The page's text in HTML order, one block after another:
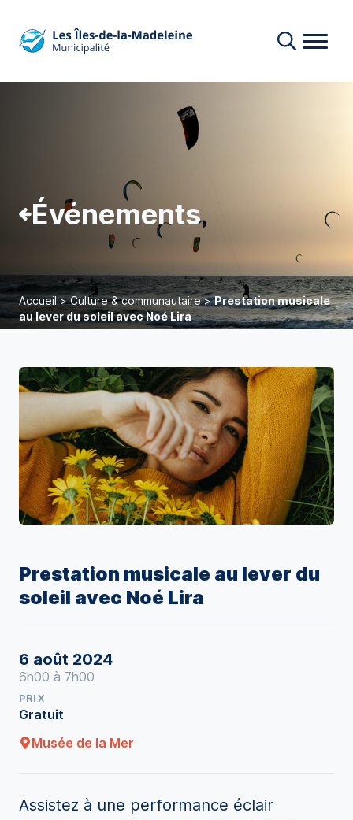
Événements
Accueil>Culture & communautaire>Prestation musicale
au lever du soleil avec Noé Lira
Prestation musicale au lever du
soleil avec Noé Lira
6 août 2024
6h00 à 7h00
PRIX
Gratuit
Musée de la Mer
Assistez à une performance éclair